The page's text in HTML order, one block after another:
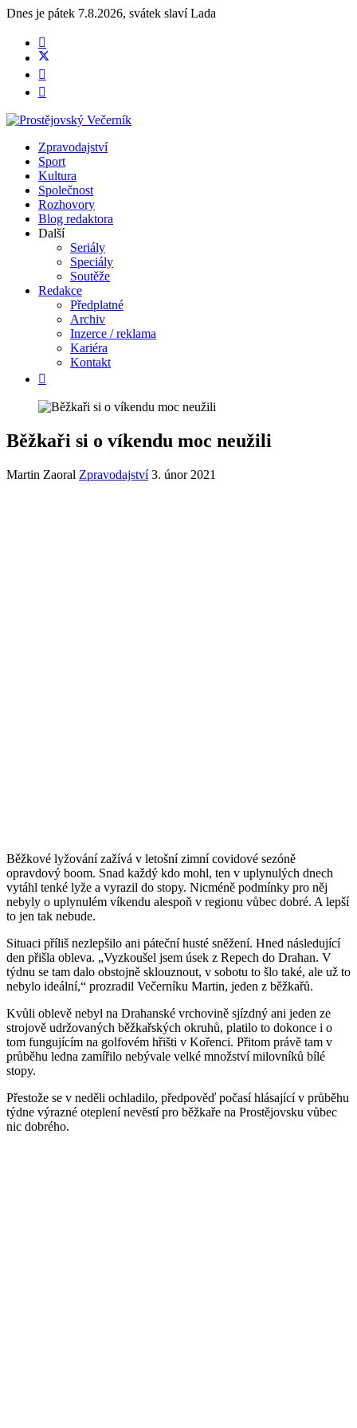
Dnes je pátek 7.8.2026, svátek slavíLada
Zpravodajství
Sport
Kultura
Společnost
Rozhovory
Blog redaktora
Další
Seriály
Speciály
Soutěže
Redakce
Předplatné
Archiv
Inzerce / reklama
Kariéra
Kontakt
Běžkaři si o víkendu moc neužili
Martin Zaoral Zpravodajství 3. únor 2021
Běžkové lyžování zažívá v letošní zimní covidové sezóně
opravdový boom. Snad každý kdo mohl, ten v uplynulých dnech
vytáhl tenké lyže a vyrazil do stopy. Nicméně podmínky pro něj
nebyly o uplynulém víkendu alespoň v regionu vůbec dobré. A lepší
to jen tak nebude.
Situaci příliš nezlepšilo ani páteční husté sněžení. Hned následující
den přišla obleva. „Vyzkoušel jsem úsek z Repech do Drahan. V
týdnu se tam dalo obstojně sklouznout, v sobotu to šlo také, ale už to
nebylo ideální,“ prozradil Večerníku Martin, jeden z běžkařů.
Kvůli oblevě nebyl na Drahanské vrchovině sjízdný ani jeden ze
strojově udržovaných běžkařských okruhů, platilo to dokonce i o
tom fungujícím na golfovém hřišti v Kořenci. Přitom právě tam v
průběhu ledna zamířilo nebývale velké množství milovníků bílé
stopy.
Přestože se v neděli ochladilo, předpověď počasí hlásající v průběhu
týdne výrazné oteplení nevěstí pro běžkaře na Prostějovsku vůbec
nic dobrého.